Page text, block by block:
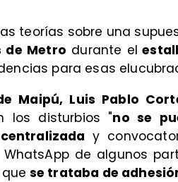
teorías sobre una
de Metro durante el
para esas
Maipú, Luis Pablo
los disturbios "no se
y
de algunos
se trataba de